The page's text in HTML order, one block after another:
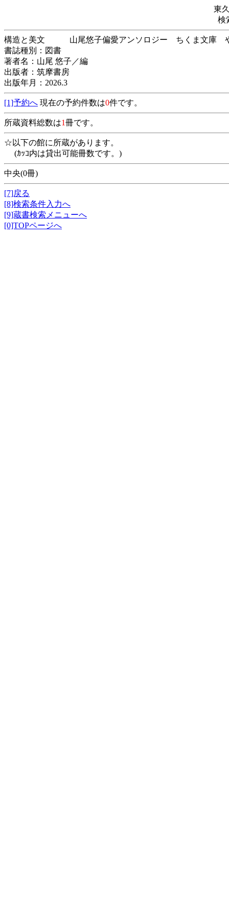
東
検
構造と美文 山尾悠子偏愛アンソロジー ちく
書誌種別：図書
著者名：山尾 悠子／編
出版者：筑摩書房
出版年月：2026.3
[1]予約へ 現在の予約件数は0件です。
所蔵資料総数は1冊です。
☆以下の館に所蔵があります。
(ｶｯｺ内は貸出可能冊数です。)
中央(0冊)
[7]戻る
[8]検索条件入力へ
[9]蔵書検索メニューへ
[0]TOPページへ